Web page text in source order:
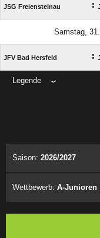
JSG Freiensteinau :
Samstag,
JFV Bad Hersfeld :
Legende
Saison: 2026/2027
Wettbewerb: A-Junioren